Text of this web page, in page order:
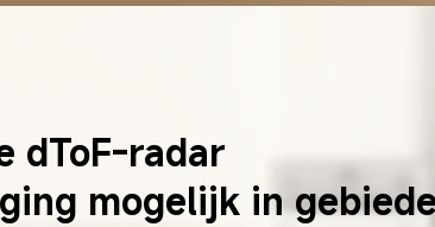
dToF-radar
mogelijk in